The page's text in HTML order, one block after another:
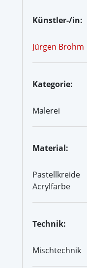
Künstler-/in:
Jürgen Brohm
Kategorie:
Malerei
Material:
Pastellkreide
Acrylfarbe
Technik:
Mischtechnik